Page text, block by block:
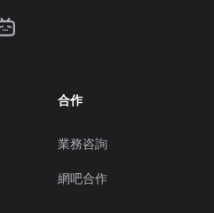
合作
業務咨詢
網吧合作